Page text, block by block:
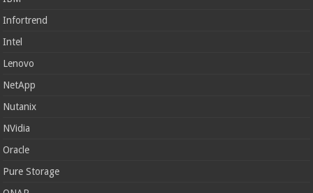
Infortrend
Intel
Lenovo
NetApp
Nutanix
NVidia
Oracle
Pure Storage